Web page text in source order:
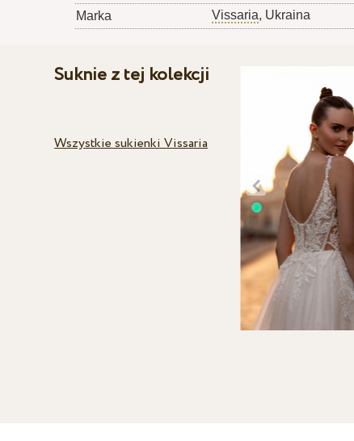
Marka
Vissaria, Ukraina
Suknie z tej kolekcji
Wszystkie sukienki Vissaria